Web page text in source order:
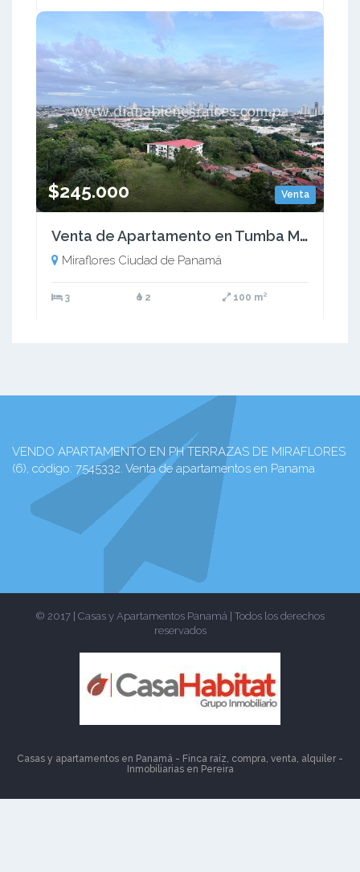
Venta
$245.000
Venta de Apartamento en Tumba Muerto
Miraflores Ciudad de Panamá
3 2 100 m²
VENDO APARTAMENTO EN PH TERRAZAS DE MIRAFLORES
(6), código: 7545332. Venta de apartamentos en Panama
© 2017 | Casas y Apartamentos Panamá | Todos los derechos
reservados
Casas y apartamentos en Panamá - Finca raíz, compra, venta, alquiler -
Inmobiliarias en Pereira